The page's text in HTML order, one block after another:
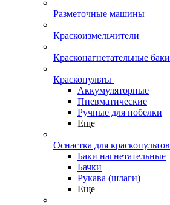
Разметочные машины
Краскоизмельчители
Красконагнетательные баки
Краскопульты
Аккумуляторные
Пневматические
Ручные для побелки
Еще
Оснастка для краскопультов
Баки нагнетательные
Бачки
Рукава (шлаги)
Еще